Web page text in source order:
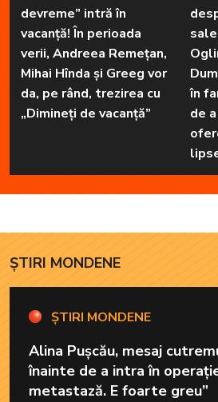
devreme” intră în
vacanță! În perioada
verii, Andreea Remețan,
Mihai Hînda și Greeg vor
da, pe rând, trezirea cu
„Dimineți de vacanță”
în
de
ȘTIRI MONDENE
ȘTIRI MONDENE
Alina Pușcău, mesaj
înainte de a intra în
metastază. E foarte greu”